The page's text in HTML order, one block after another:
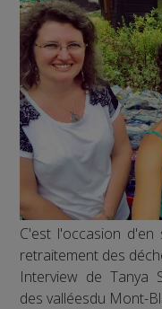
C'est l'occasion
retraitement des
Interview de Tanya
des valléesdu Mont-